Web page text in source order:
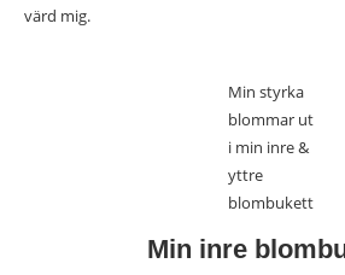
värd mig.
Min styrka
blommar ut
i min inre &
yttre
blombukett
Min inre